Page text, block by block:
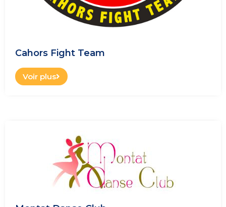
Cahors Fight Team
Voir plus